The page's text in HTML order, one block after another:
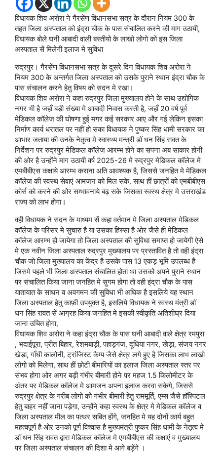
विधायक शिव अरोरा ने गैरसेंण विधानसभा सत्र के दौरान नियम 300 के
तहत जिला अस्पताल को इंद्रा चौक के पास संचालित करने की माग उठायी,
विधायक बोले घनी आबादी वाली बस्तीयो के लाखो लोगो को इस जिला
अस्पताल सें मिलेगी इलाज मे सुविधा
रुद्रपुर। गैरसेंण विधानसभा सत्र के दूसरे दिन विधायक शिव अरोरा ने
नियम 300 के अन्तर्गत जिला अस्पताल को उसके पुराने स्थान इंद्रा चौक के
पास संचालन करने हेतु विषय को सदन मे रखा।
विधायक शिव अरोरा ने कहा रुद्रपुर जिला मुख्यालय होने के साथ उद्योगिक
नगर भी है जहाँ बड़ी संख्या मे आबादी निवास करती है, जहाँ 20 वर्ष पूर्व
मेडिकल कॉलेज की घोषणा हुई मगर कई सरकार आए और गई लेकिन इसका
निर्माण कार्य धरातल पर नहीं हो सका विधायक ने पुष्कर सिंह धामी सरकार का
आभार जताया की उनके नेतृत्व मे स्वास्थ्य मन्त्री डॉ धन सिंह रावत के
निर्देशन पर रुद्रपुर मेडिकल कॉलेज आरम्भ होने का सपना अब साकार होनी
की ओर है उन्होंने माग उठायी वर्ष 2025-26 मे रुद्रपुर मेडिकल कॉलेज मे
एमबीबीएस कक्षाये आरम्भ कराना अति आवश्यक है, जिससे जनहित मे मेडिकल
कॉलेज की स्वस्थ सेवाएं आमजन को मिल सके, साथ हीं छात्रों को एमबीबीएस
कोर्स को करने की ओर सम्भावनाये बढ़ सके जिसका स्वस्थ क्षेत्र मे उत्तराखंड
राज्य को लाभ होगा।
वही विधायक ने सदन के माध्यम सें कहा वर्तमान मे जिला अस्पताल मेडिकल
कॉलेज के परिसर मे सुचारु है या उसका हिस्सा है ओर जैसे हीं मेडिकल
कॉलेज आरम्भ हो जायेगा तो जिला अस्पताल की सुविधा समाप्त हो जायेगी ऐसे
मे एक नवीन जिला अस्पताल रुद्रपुर मुख्यालय पर प्रस्तावित है तो वही इंद्रा
चौक जो जिला मुख्यालय का केंद्र है उसके पास 13 एकड़ भूमि उपलब्ध है
जिसमे पहले भी जिला अस्पताल संचालित होता था उसको अपने पुराने स्थान
पर संचालित किया जाना जनहित मे सुगम होगा तो वही इंद्रा चौक के पास
यातायात के साधन व अवगमन की सुविधा भी अधिक है इसलिये यह स्थान
जिला अस्पताल हेतु काफ़ी उपयुक्त है, इसलिये विधायक ने स्वस्थ मंत्री डॉ
धन सिंह रावत सें आग्रह किया जनहित मे इसकी स्वीकृति अतिशीघ्र दिया
जाना उचित होगा,
विधायक शिव अरोरा ने कहा इंद्रा चौक के पास घनी आबादी वाले क्षेत्र रमपुरा
, भदाईपूरा, प्रीत बिहार, रेशमबाड़ी, पहाड़गंज, दूधिया नगर, खेड़ा, संजय नगर
खेड़ा, गाँधी कालोनी, ट्रांजिस्ट कैम्प जैसे क्षेत्र लगे हुए है जिसका लाभ लाखो
लोगो को मिलेगा, साथ हीं छोटी बीमारियों का इलाज जिला अस्पताल स्तर पर
संभव होगा ओर अगर बड़ी गंभीर बीमारी होने पर महज 1.5 किलोमीटर के
अंतर पर मेडिकल कॉलेज मे आमजन अपना इलाज करवा सकेगे, जिससे
रुद्रपुर क्षेत्र के गरीब लोगो को गंभीर बीमारी हेतु राममूर्ति, एम्स जैसे हॉस्पिटल
हेतु बाहर नहीं जाना पड़ेगा, उन्होंने कहा स्वस्थ के क्षेत्र मे मेडिकल कॉलेज व
जिला अस्पताल मील का पत्थर सबित होंगे, जनहित मे यह दोनों कार्य बहुत
महत्वपूर्ण है ओर उनको पूर्ण विश्वास है मुख्यमंत्री पुष्कर सिंह धामी के नेतृत्व मे
डॉ धन सिंह रावत द्वारा मेडिकल कॉलेज मे एमबीबीएस की कक्षाएं व मुख्यालय
पर जिला अस्पताल संचालन की दिशा मे आगे बड़ेंगे ।